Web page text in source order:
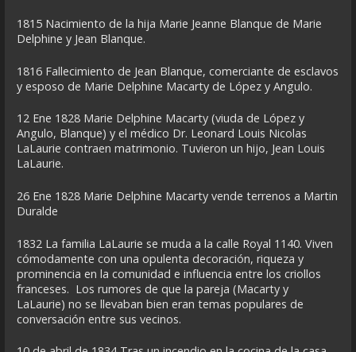
1815 Nacimiento de la hija Marie Jeanne Blanque de Marie
Delphine y Jean Blanque.
1816 Fallecimiento de Jean Blanque, comerciante de esclavos
y esposo de Marie Delphine Macarty de López y Angulo.
12 Ene 1828 Marie Delphine Macarty (viuda de López y
Angulo, Blanque) y el médico Dr. Leonard Louis Nicolas
LaLaurie contraen matrimonio. Tuvieron un hijo, Jean Louis
LaLaurie.
26 Ene 1828 Marie Delphine Macarty vende terrenos a Martin
Duralde
1832 La familia LaLaurie se muda a la calle Royal 1140. Viven
cómodamente con una opulenta decoración, riqueza y
prominencia en la comunidad e influencia entre los criollos
franceses. Los rumores de que la pareja (Macarty y
LaLaurie) no se llevaban bien eran temas populares de
conversación entre sus vecinos.